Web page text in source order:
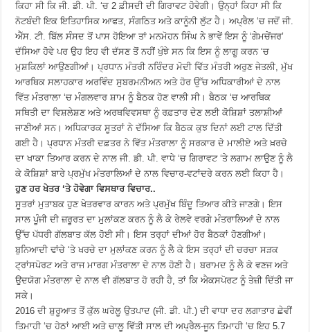
ਕਿਹਾ ਸੀ ਕਿ ਜੀ. ਡੀ. ਪੀ. ‘ਚ 2 ਫ਼ੀਸਦੀ ਦੀ ਗਿਰਾਵਟ ਹੋਵੇਗੀ। ਉਨ੍ਹਾਂ ਕਿਹਾ ਸੀ ਕਿ
ਨੋਟਬੰਦੀ ਇਕ ਇਤਿਹਾਸਿਕ ਆਫਤ, ਸੰਗਠਿਤ ਅਤੇ ਕਾਨੂੰਨੀ ਲੁੱਟ ਹੈ। ਅਪ੍ਰੈਲ ‘ਚ ਜਦੋਂ ਜੀ.
ਐੱਸ. ਟੀ. ਬਿੱਲ ਸੰਸਦ ਤੋਂ ਪਾਸ ਹੋਇਆ ਤਾਂ ਮਨਮੋਹਨ ਸਿੰਘ ਨੇ ਭਾਵੇਂ ਇਸ ਨੂੰ ‘ਗੇਮਚੇਂਜਰ’
ਦੱਸਿਆ ਹੋਵੇ ਪਰ ਉਹ ਇਹ ਵੀ ਦੱਸਣ ਤੋਂ ਨਹੀਂ ਖੁੰਝੇ ਸਨ ਕਿ ਇਸ ਨੂੰ ਲਾਗੂ ਕਰਨ ‘ਚ
ਮੁਸ਼ਕਿਲਾਂ ਆਉਣਗੀਆਂ। ਪ੍ਰਧਾਨ ਮੰਤਰੀ ਨਰਿੰਦਰ ਮੋਦੀ ਵਿੱਤ ਮੰਤਰੀ ਅਰੁਣ ਜੇਤਲੀ, ਮੁੱਖ
ਆਰਥਿਕ ਸਲਾਹਕਾਰ ਅਰਵਿੰਦ ਸੁਬਰਮਨੀਅਨ ਅਤੇ ਹੋਰ ਉੱਚ ਅਧਿਕਾਰੀਆਂ ਦੇ ਨਾਲ
ਵਿੱਤ ਮੰਤਰਾਲਾ ‘ਚ ਮੰਗਲਵਾਰ ਸ਼ਾਮ ਨੂੰ ਬੈਠਕ ਹੋਣ ਵਾਲੀ ਸੀ। ਬੈਠਕ ‘ਚ ਆਰਥਿਕ
ਸਥਿਤੀ ਦਾ ਵਿਸ਼ਲੇਸ਼ਣ ਅਤੇ ਅਰਥਵਿਵਸਥਾ ਨੂੰ ਰਫ਼ਤਾਰ ਦੇਣ ਲਈ ਕੋਸ਼ਿਸ਼ਾਂ ਤਲਾਸ਼ੀਆਂ
ਜਾਣੀਆਂ ਸਨ। ਅਧਿਕਾਰਕ ਸੂਤਰਾਂ ਨੇ ਦੱਸਿਆ ਕਿ ਬੈਠਕ ਕੁਝ ਦਿਨਾਂ ਲਈ ਟਾਲ ਦਿੱਤੀ
ਗਈ ਹੈ। ਪ੍ਰਧਾਨ ਮੰਤਰੀ ਦਫ਼ਤਰ ਨੇ ਵਿੱਤ ਮੰਤਰਾਲਾ ਨੂੰ ਸਰਕਾਰ ਦੇ ਮਾਲੀਏ ਅਤੇ ਖ਼ਰਚੇ
ਦਾ ਖਾਕਾ ਤਿਆਰ ਕਰਨ ਦੇ ਨਾਲ ਜੀ. ਡੀ. ਪੀ. ਵਾਧੇ ‘ਚ ਗਿਰਾਵਟ ‘ਤੇ ਲਗਾਮ ਲਾਉਣ ਨੂੰ ਲੈ
ਕੇ ਕੋਸ਼ਿਸ਼ਾਂ ਬਾਰੇ ਪ੍ਰਮੁੱਖ ਮੰਤਰਾਲਿਆਂ ਦੇ ਨਾਲ ਵਿਚਾਰ-ਵਟਾਂਦਰੇ ਕਰਨ ਲਈ ਕਿਹਾ ਹੈ।
ਹੁਣ ਹਰ ਖੇਤਰ ‘ਤੇ ਹੋਵੇਗਾ ਵਿਸਥਾਰ ਵਿਚਾਰ..
ਸੂਤਰਾਂ ਮੁਤਾਬਕ ਹੁਣ ਖੇਤਰਵਾਰ ਕਾਰਨ ਅਤੇ ਪ੍ਰਮੁੱਖ ਬਿੰਦੂ ਤਿਆਰ ਕੀਤੇ ਜਾਣਗੇ। ਇਸ
ਸਾਲ ਪੂੰਜੀ ਦੀ ਜ਼ਰੂਰਤ ਦਾ ਮੁਲਾਂਕਣ ਕਰਨ ਨੂੰ ਲੈ ਕੇ ਰੇਲਵੇ ਵਰਗੇ ਮੰਤਰਾਲਿਆਂ ਦੇ ਨਾਲ
ਉੱਚ ਪੱਧਰੀ ਗੱਲਬਾਤ ਕੱਲ ਹੋਈ ਸੀ। ਇਸ ਤਰ੍ਹਾਂ ਦੀਆਂ ਹੋਰ ਬੈਠਕਾਂ ਹੋਣਗੀਆਂ।
ਬੁਨਿਆਦੀ ਢਾਂਚੇ ‘ਤੇ ਖਰਚੇ ਦਾ ਮੁਲਾਂਕਣ ਕਰਨ ਨੂੰ ਲੈ ਕੇ ਇਸ ਤਰ੍ਹਾਂ ਦੀ ਚਰਚਾ ਸੜਕ
ਟ੍ਰਾਂਸਪੋਰਟ ਅਤੇ ਰਾਜ ਮਾਰਗ ਮੰਤਰਾਲਾ ਦੇ ਨਾਲ ਹੋਣੀ ਹੈ। ਬਰਾਮਦ ਨੂੰ ਲੈ ਕੇ ਵਣਜ ਅਤੇ
ਉਦਯੋਗ ਮੰਤਰਾਲਾ ਦੇ ਨਾਲ ਵੀ ਗੱਲਬਾਤ ਹੋ ਰਹੀ ਹੈ, ਤਾਂ ਕਿ ਐਕਸਪੋਰਟ ਨੂੰ ਤੇਜ਼ੀ ਦਿੱਤੀ ਜਾ
ਸਕੇ।
2016 ਦੀ ਸ਼ੁਰੂਆਤ ਤੋਂ ਕੁੱਲ ਘਰੇਲੂ ਉਤਪਾਦ (ਜੀ. ਡੀ. ਪੀ.) ਦੀ ਵਾਧਾ ਦਰ ਲਗਾਤਾਰ ਛੇਵੀਂ
ਤਿਮਾਹੀ ‘ਚ ਹੇਠਾਂ ਆਈ ਅਤੇ ਚਾਲੂ ਵਿੱਤੀ ਸਾਲ ਦੀ ਅਪ੍ਰੈਲ-ਜੂਨ ਤਿਮਾਹੀ ‘ਚ ਇਹ 5.7